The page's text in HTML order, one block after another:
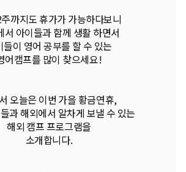
까지도 휴가가 가능하다보니
서 아이들과 함께 생활 하면서
들이 영어 공부를 할 수 있는
어캠프를 많이 찾으세요!
오늘은 이번 가을 황금연휴,
과 해외에서 알차게 보낼 수 있는
해외 캠프 프로그램을
소개합니다.